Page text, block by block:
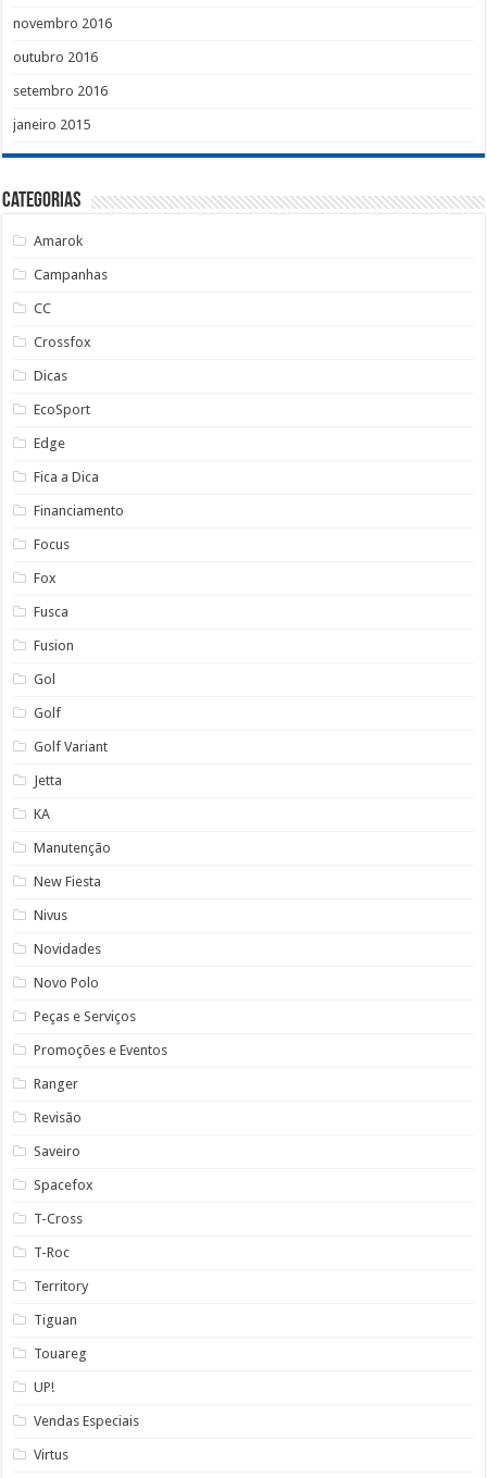
novembro 2016
outubro 2016
setembro 2016
janeiro 2015
Categorias
Amarok
Campanhas
CC
Crossfox
Dicas
EcoSport
Edge
Fica a Dica
Financiamento
Focus
Fox
Fusca
Fusion
Gol
Golf
Golf Variant
Jetta
KA
Manutenção
New Fiesta
Nivus
Novidades
Novo Polo
Peças e Serviços
Promoções e Eventos
Ranger
Revisão
Saveiro
Spacefox
T-Cross
T-Roc
Territory
Tiguan
Touareg
UP!
Vendas Especiais
Virtus